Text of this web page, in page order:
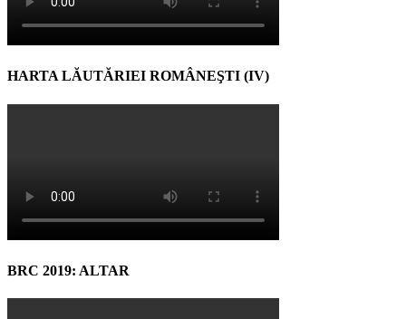
HARTA LĂUTĂRIEI ROMÂNEŞTI (IV)
BRC 2019: ALTAR